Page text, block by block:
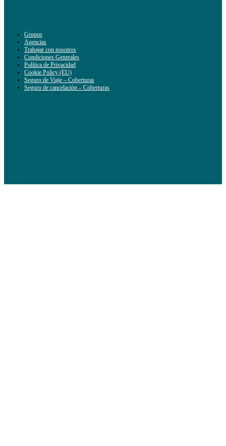
Grupos
Agencias
Trabajar con nosotros
Condiciones Generales
Política de Privacidad
Cookie Policy (EU)
Seguro de Viaje – Coberturas
Seguro de cancelación – Coberturas